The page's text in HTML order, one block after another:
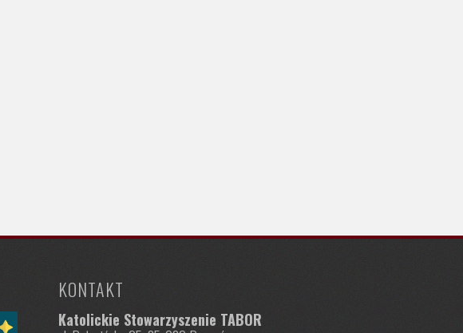
KONTAKT
Katolickie Stowarzyszenie TABOR